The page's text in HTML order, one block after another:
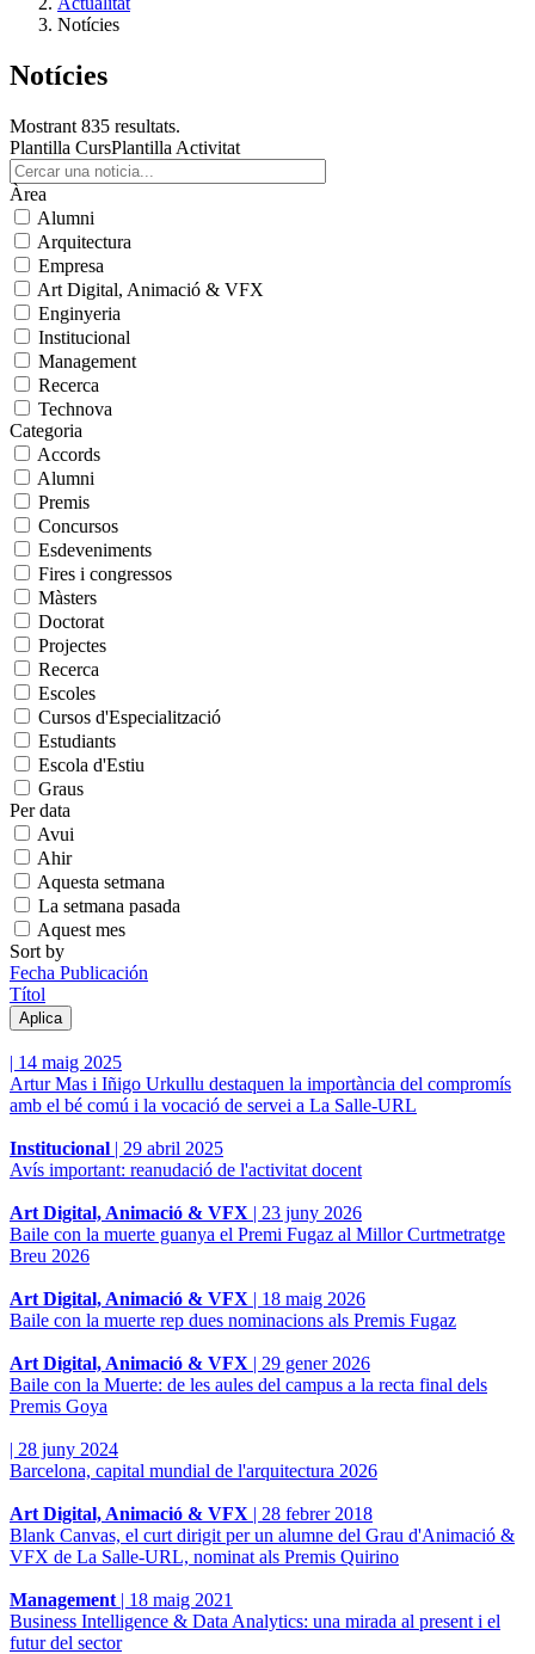
Notícies
Notícies
Mostrant 835 resultats.
Plantilla CursPlantilla Activitat
Àrea
Alumni
Arquitectura
Empresa
Art Digital, Animació & VFX
Enginyeria
Institucional
Management
Recerca
Technova
Categoria
Accords
Alumni
Premis
Concursos
Esdeveniments
Fires i congressos
Màsters
Doctorat
Projectes
Recerca
Escoles
Cursos d'Especialització
Estudiants
Escola d'Estiu
Graus
Per data
Avui
Ahir
Aquesta setmana
La setmana pasada
Aquest mes
Sort by
Fecha Publicación
Títol
| 14 maig 2025
Artur Mas i Iñigo Urkullu destaquen la importància del compromís
amb el bé comú i la vocació de servei a La Salle-URL
Institucional | 29 abril 2025
Avís important: reanudació de l'activitat docent
Art Digital, Animació & VFX | 23 juny 2026
Baile con la muerte guanya el Premi Fugaz al Millor Curtmetratge
Breu 2026
Art Digital, Animació & VFX | 18 maig 2026
Baile con la muerte rep dues nominacions als Premis Fugaz
Art Digital, Animació & VFX | 29 gener 2026
Baile con la Muerte: de les aules del campus a la recta final dels
Premis Goya
| 28 juny 2024
Barcelona, capital mundial de l'arquitectura 2026
Art Digital, Animació & VFX | 28 febrer 2018
Blank Canvas, el curt dirigit per un alumne del Grau d'Animació &
VFX de La Salle-URL, nominat als Premis Quirino
Management | 18 maig 2021
Business Intelligence & Data Analytics: una mirada al present i el
futur del sector